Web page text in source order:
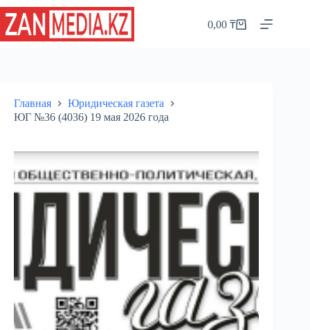
Перейти
сути
Корзина
0,00₸
Главная
Юридическая газета
ЮГ №36 (4036) 19 мая 2026 года